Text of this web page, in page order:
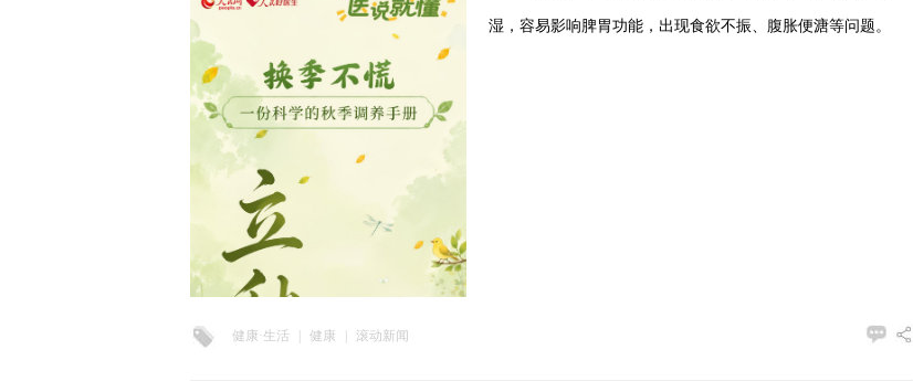
湿，容易影响脾胃功能，出现食欲不振、腹胀便溏等问题。
健康·生活 | 健康 | 滚动新闻